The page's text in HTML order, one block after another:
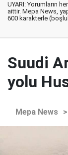
UYARI: Yorumların
aittir. Mepa News,
600 karakterle
Suudi
yolu
Mepa News >